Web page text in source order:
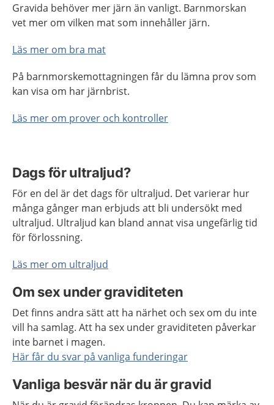
Gravida behöver mer järn än vanligt. Barnmorskan
vet mer om vilken mat som innehåller järn.
Läs mer om bra mat
På barnmorskemottagningen får du lämna prov som
kan visa om har järnbrist.
Läs mer om prover och kontroller
Dags för ultraljud?
För en del är det dags för ultraljud. Det varierar hur
många gånger man erbjuds att bli undersökt med
ultraljud. Ultraljud kan bland annat visa ungefärlig tid
för förlossning.
Läs mer om ultraljud
Om sex under graviditeten
Det finns andra sätt att ha närhet och sex om du inte
vill ha samlag. Att ha sex under graviditeten påverkar
inte barnet i magen.
Här får du svar på vanliga funderingar
Vanliga besvär när du är gravid